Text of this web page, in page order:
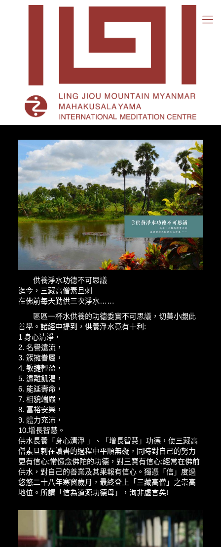
功
供養淨水功德不可思議
迄今，三藏高僧素旦剌
在佛前每天勤供三次淨水……
區區一杯水供養的功德委實不可思議，切莫小覷此
善舉。諸經中提到，供養淨水竟有十利:
1 身心清淨，
2. 名譽遠流，
3. 簇擁眷屬，
4. 敏捷輕盈，
5. 遠離飢渴，
6. 能延壽命，
7. 相貌端嚴，
8. 富裕安樂，
9. 體力充沛，
10.增長智慧。
供水長養「身心清淨 」、「增長智慧」功德，使三藏高
僧素旦剌在讀書的過程中平順無礙，同時對自己的努力
更有信心;常憶念佛陀的功德，對三寶有信心;經常在佛前
供水，對自己的善業及其果報有信心。獨憑「信」度過
悠悠二十八年寒窗歲月，最終登上「三藏高僧」之崇高
地位。所謂「信為道源功德母」，洵非虛言矣!